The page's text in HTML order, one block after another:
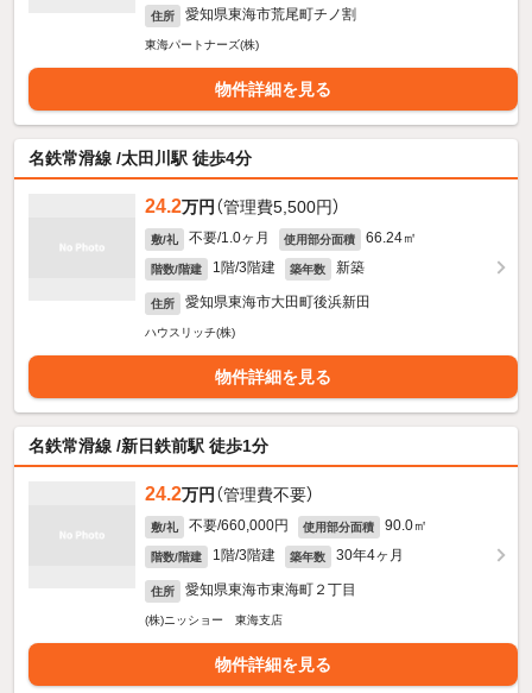
住所 愛知県東海市荒尾町チノ割
東海パートナーズ(株)
物件詳細を見る
名鉄常滑線 /太田川駅 徒歩4分
24.2万円 （管理費5,500円）
敷/礼 不要/1.0ヶ月 使用部分面積 66.24㎡
階数/階建 1階/3階建 築年数 新築
住所 愛知県東海市大田町後浜新田
ハウスリッチ(株)
物件詳細を見る
名鉄常滑線 /新日鉄前駅 徒歩1分
24.2万円 （管理費不要）
敷/礼 不要/660,000円 使用部分面積 90.0㎡
階数/階建 1階/3階建 築年数 30年4ヶ月
住所 愛知県東海市東海町２丁目
(株)ニッショー 東海支店
物件詳細を見る